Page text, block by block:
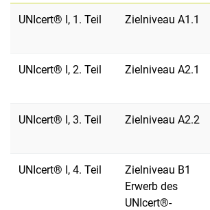
UNIcert® I, 1. Teil Zielniveau A1.1
UNIcert® I, 2. Teil Zielniveau A2.1
UNIcert® I, 3. Teil Zielniveau A2.2
UNIcert® I, 4. Teil
Zielniveau B1
Erwerb des
UNIcert®-